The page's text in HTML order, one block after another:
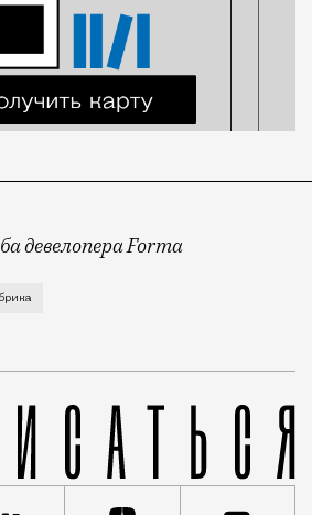
девелопера Forma
и лепки Изофабрики на